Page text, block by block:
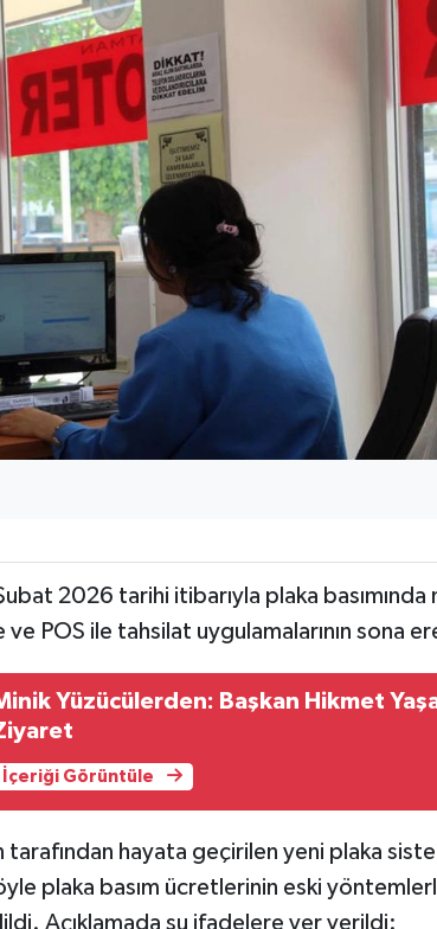
2026 tarihi itibarıyla plaka
ve POS ile tahsilat uygulamalarının sona
Yüzücülerden: Başkan Hikmet
İçeriği Görüntüle
hayata geçirilen yeni plaka
plaka basım ücretlerinin eski
Açıklamada şu ifadelere yer verildi: